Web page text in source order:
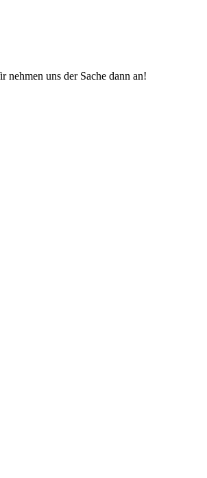
nehmen uns der Sache dann an!